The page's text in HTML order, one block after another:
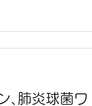
､肺炎球菌ワ